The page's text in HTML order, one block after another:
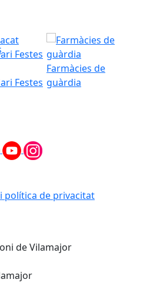
Festes
Farmàcies de
guàrdia
política de privacitat
de Vilamajor